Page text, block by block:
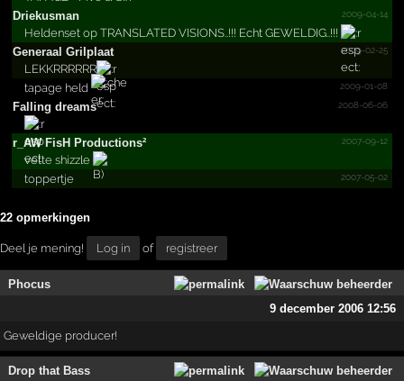
Driekusman
2009-04-14
Heldenset op TRANSLATED VISIONS..!!! Echt GEWELDIG..!!!
Generaal Grilplaat
2009-02-25
LEKKRRRRRR
2009-01-08
tapage held
Falling dreams
2008-06-06
r_­AW FisH Produc­tions² 2007-09-12
vette shizzle
2007-05-02
toppertje
22 opmerkingen
Deel je mening! Log in of registreer
Phocus
9 december 2006 12:56
Geweldige producer!
Drop that Bass